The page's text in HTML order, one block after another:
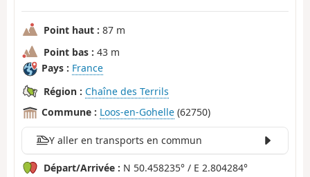
Point haut : 87 m
Point bas : 43 m
Pays : France
Région : Chaîne des Terrils
Commune : Loos-en-Gohelle (62750)
Y aller en transports en commun
Départ/Arrivée : N 50.458235° / E 2.804284°